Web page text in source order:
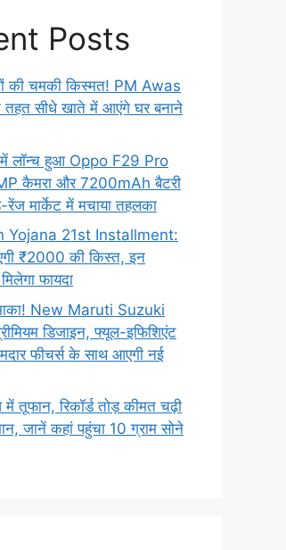
Posts
की चमकी किस्मत! PM Awas
सीधे खाते में आएंगे घर बनाने
लॉन्च हुआ Oppo F29 Pro
कैमरा और 7200mAh बैटरी
मार्केट में मचाया तहलका
Yojana 21st Installment:
₹2000 की किस्त, इन
फायदा
New Maruti Suzuki
डिजाइन, फ्यूल-इफिशिएंट
फीचर्स के साथ आएगी नई
में तूफान, रिकॉर्ड तोड़ कीमत चढ़ी
जानें कहां पहुंचा 10 ग्राम सोने